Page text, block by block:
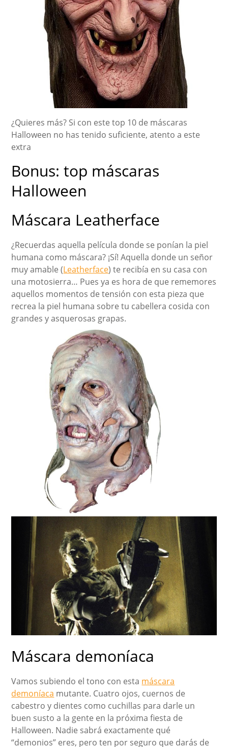
¿Quieres más? Si con este top 10 de máscaras
Halloween no has tenido suficiente, atento a este
extra
Bonus: top máscaras
Halloween
Máscara Leatherface
¿Recuerdas aquella película donde se ponían la piel
humana como máscara? ¡Sí! Aquella donde un señor
muy amable (Leatherface) te recibía en su casa con
una motosierra… Pues ya es hora de que rememores
aquellos momentos de tensión con esta pieza que
recrea la piel humana sobre tu cabellera cosida con
grandes y asquerosas grapas.
Máscara demoníaca
Vamos subiendo el tono con esta máscara
demoníaca mutante. Cuatro ojos, cuernos de
cabestro y dientes como cuchillas para darle un
buen susto a la gente en la próxima fiesta de
Halloween. Nadie sabrá exactamente qué
“demonios” eres, pero ten por seguro que darás de